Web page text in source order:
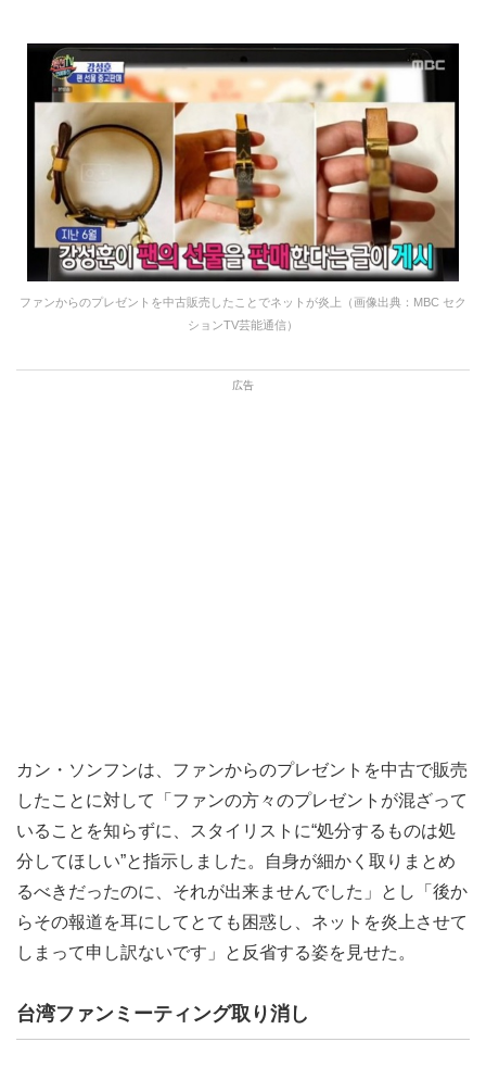
ファンからのプレゼントを中古販売したことでネットが炎上（画像出典：MBC セク
ションTV芸能通信）
カン・ソンフンは、ファンからのプレゼントを中古で販売
したことに対して「ファンの方々のプレゼントが混ざって
いることを知らずに、スタイリストに“処分するものは処
分してほしい”と指示しました。自身が細かく取りまとめ
るべきだったのに、それが出来ませんでした」とし「後か
らその報道を耳にしてとても困惑し、ネットを炎上させて
しまって申し訳ないです」と反省する姿を見せた。
台湾ファンミーティング取り消し